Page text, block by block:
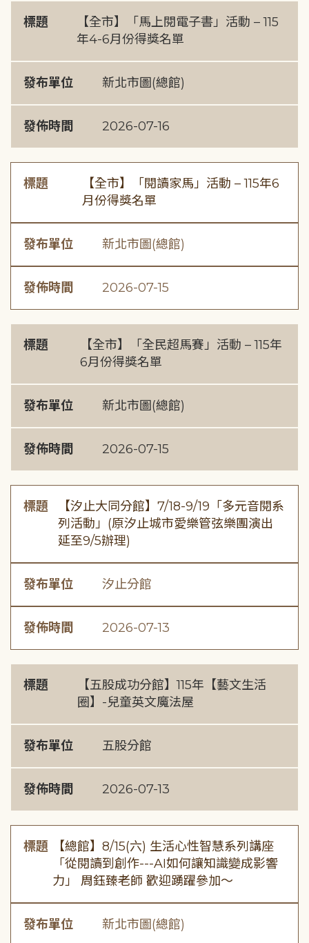
標題
【全市】「馬上閱電子書」活動 – 115
年4-6月份得獎名單
發布單位 新北市圖(總館)
發佈時間 2026-07-16
標題
【全市】「閱讀家馬」活動 – 115年6
月份得獎名單
發布單位 新北市圖(總館)
發佈時間 2026-07-15
標題
【全市】「全民超馬賽」活動 – 115年
6月份得獎名單
發布單位 新北市圖(總館)
發佈時間 2026-07-15
標題
【汐止大同分館】7/18-9/19「多元音閱系
列活動」(原汐止城市愛樂管弦樂團演出
延至9/5辦理)
發布單位 汐止分館
發佈時間 2026-07-13
標題
【五股成功分館】115年【藝文生活
圈】-兒童英文魔法屋
發布單位 五股分館
發佈時間 2026-07-13
標題
【總館】8/15(六) 生活心性智慧系列講座
「從閱讀到創作---AI如何讓知識變成影響
力」 周鈺臻老師 歡迎踴躍參加～
發布單位 新北市圖(總館)